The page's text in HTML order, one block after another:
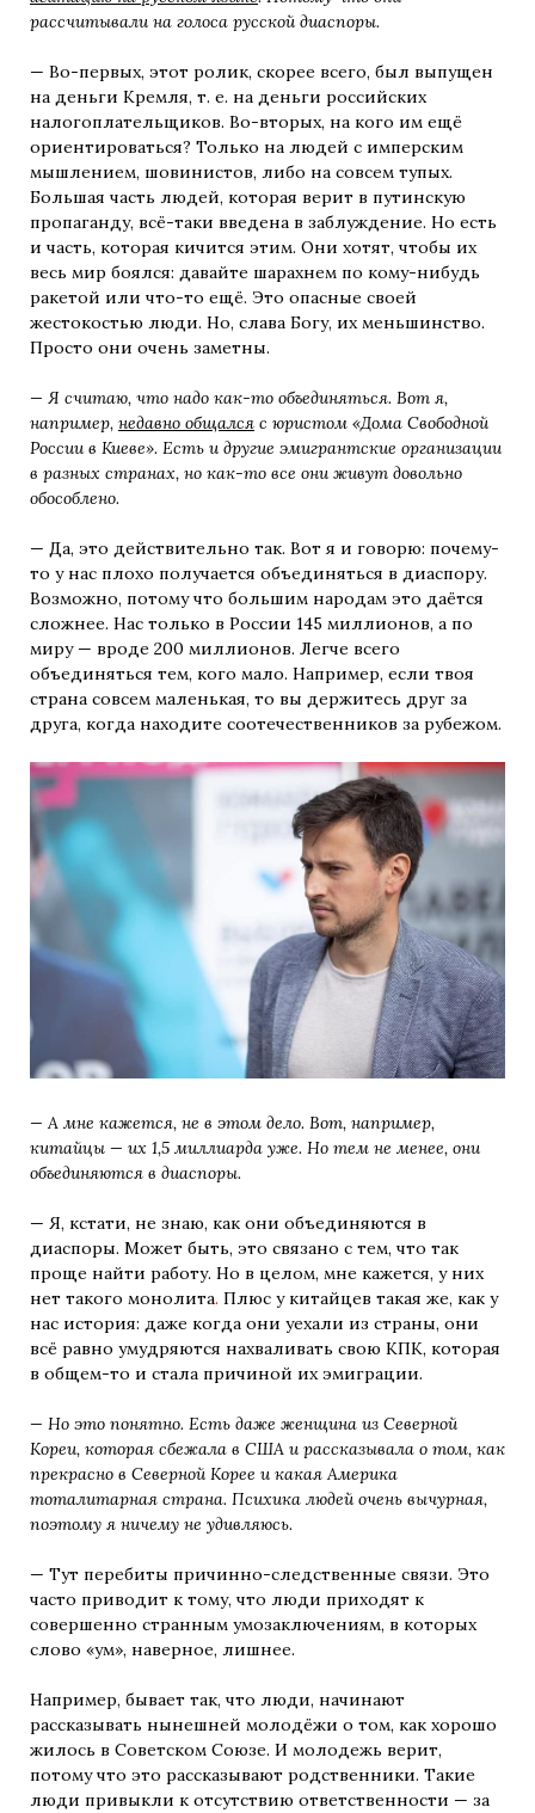
рассчитывали на голоса русской диаспоры.
— Во-первых, этот ролик, скорее всего, был выпущен
на деньги Кремля, т. е. на деньги российских
налогоплательщиков. Во-вторых, на кого им ещё
ориентироваться? Только на людей с имперским
мышлением, шовинистов, либо на совсем тупых.
Большая часть людей, которая верит в путинскую
пропаганду, всё-таки введена в заблуждение. Но есть
и часть, которая кичится этим. Они хотят, чтобы их
весь мир боялся: давайте шарахнем по кому-нибудь
ракетой или что-то ещё. Это опасные своей
жестокостью люди. Но, слава Богу, их меньшинство.
Просто они очень заметны.
— Я считаю, что надо как-то объединяться. Вот я,
например, недавно общался с юристом «Дома Свободной
России в Киеве». Есть и другие эмигрантские организации
в разных странах, но как-то все они живут довольно
обособлено.
— Да, это действительно так. Вот я и говорю: почему-
то у нас плохо получается объединяться в диаспору.
Возможно, потому что большим народам это даётся
сложнее. Нас только в России 145 миллионов, а по
миру — вроде 200 миллионов. Легче всего
объединяться тем, кого мало. Например, если твоя
страна совсем маленькая, то вы держитесь друг за
друга, когда находите соотечественников за рубежом.
— А мне кажется, не в этом дело. Вот, например,
китайцы — их 1,5 миллиарда уже. Но тем не менее, они
объединяются в диаспоры.
— Я, кстати, не знаю, как они объединяются в
диаспоры. Может быть, это связано с тем, что так
проще найти работу. Но в целом, мне кажется, у них
нет такого монолита. Плюс у китайцев такая же, как у
нас история: даже когда они уехали из страны, они
всё равно умудряются нахваливать свою КПК, которая
в общем-то и стала причиной их эмиграции.
— Но это понятно. Есть даже женщина из Северной
Кореи, которая сбежала в США и рассказывала о том, как
прекрасно в Северной Корее и какая Америка
тоталитарная страна. Психика людей очень вычурная,
поэтому я ничему не удивляюсь.
— Тут перебиты причинно-следственные связи. Это
часто приводит к тому, что люди приходят к
совершенно странным умозаключениям, в которых
слово «ум», наверное, лишнее.
Например, бывает так, что люди, начинают
рассказывать нынешней молодёжи о том, как хорошо
жилось в Советском Союзе. И молодежь верит,
потому что это рассказывают родственники. Такие
люди привыкли к отсутствию ответственности — за